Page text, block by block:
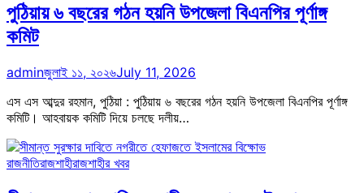
পুঠিয়ায় ৬ বছরের গঠন হয়নি উপজেলা বিএনপির পূর্ণাঙ্গ
কমিট
adminজুলাই ১১, ২০২৬July 11, 2026
এস এস আব্দুর রহমান, পুঠিয়া : পুঠিয়ায় ৬ বছরের গঠন হয়নি উপজেলা বিএনপির পূর্ণাঙ্গ
কমিটি। আহবায়ক কমিটি দিয়ে চলছে দলীয়…
রাজনীতিরাজশাহীরাজশাহীর খবর